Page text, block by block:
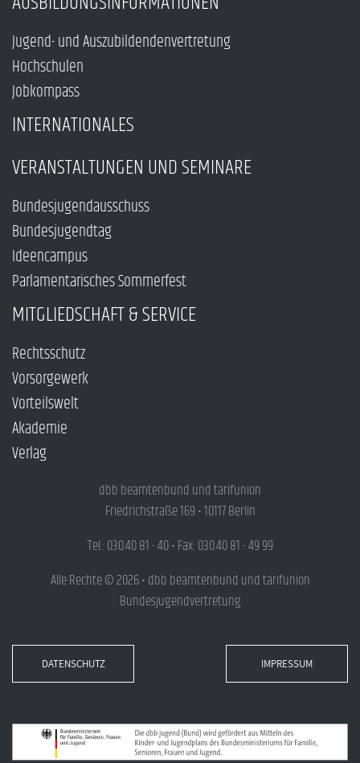
Jugend- und Auszubildendenvertretung
Hochschulen
Jobkompass
INTERNATIONALES
VERANSTALTUNGEN UND SEMINARE
Bundesjugendausschuss
Bundesjugendtag
Ideencampus
Parlamentarisches Sommerfest
MITGLIEDSCHAFT & SERVICE
Rechtsschutz
Vorsorgewerk
Vorteilswelt
Akademie
Verlag
dbb beamtenbund und tarifunion
Friedrichstraße 169 • 10117 Berlin
Tel.: 030.40 81 - 40 • Fax: 030.40 81 - 49 99
Alle Rechte © 2026 • dbb beamtenbund und tarifunion
Bundesjugendvertretung
DATENSCHUTZ IMPRESSUM